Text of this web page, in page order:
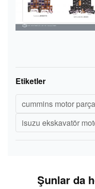
Etiketler
cummins motor
isuzu ekskavatör
Şunlar da